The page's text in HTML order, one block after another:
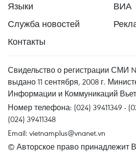
Языки
ВИА
Служба новостей
Контакты
Свидельство о регистрации СМИ №
выдано 11 сентября, 2008 г.
Информации и Коммуникаций
Номер телефона: (024) 39411349 -
(024) 39411348
Email: vietnamplus@vnanet.vn
© Авторское право принадлежит